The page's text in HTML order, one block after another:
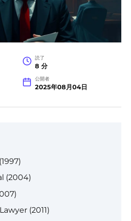
読了
8 分
公開者
2025年08月04日
(2004)
(2011)